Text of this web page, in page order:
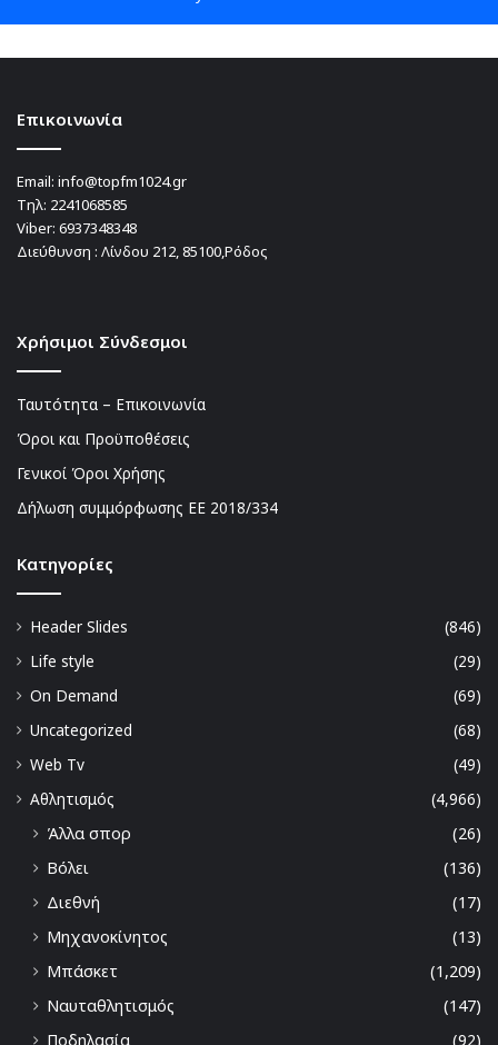
Επικοινωνία
Email: info@topfm1024.gr
Τηλ: 2241068585
Viber: 6937348348
Διεύθυνση : Λίνδου 212, 85100,Ρόδος
Χρήσιμοι Σύνδεσμοι
Ταυτότητα – Επικοινωνία
Όροι και Προϋποθέσεις
Γενικοί Όροι Χρήσης
Δήλωση συμμόρφωσης ΕΕ 2018/334
Kατηγορίες
Header Slides
(846)
Life style
(29)
On Demand
(69)
Uncategorized
(68)
Web Tv
(49)
Αθλητισμός
(4,966)
Άλλα σπορ
(26)
Βόλει
(136)
Διεθνή
(17)
Μηχανοκίνητος
(13)
Μπάσκετ
(1,209)
Ναυταθλητισμός
(147)
Ποδηλασία
(92)